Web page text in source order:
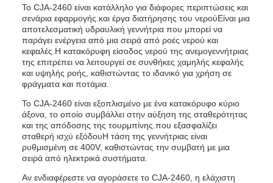
Το CJA-2460 είναι κατάλληλο για διάφορες περιπτώσεις και
σενάρια εφαρμογής.και έργα διατήρησης του νερούΕίναι μια
αποτελεσματική υδραυλική γεννήτρια που μπορεί να
παράγει ενέργεια από μια σειρά από ροές νερού και
κεφαλές.Η κατακόρυφη είσοδος νερού της ανεμογεννήτριας
της επιτρέπει να λειτουργεί σε συνθήκες χαμηλής κεφαλής
και υψηλής ροής, καθιστώντας το ιδανικό για χρήση σε
φράγματα και ποτάμια.
Το CJA-2460 είναι εξοπλισμένο με ένα κατακόρυφο κύριο
άξονα, το οποίο συμβάλλει στην αύξηση της σταθερότητας
και της απόδοσης της τουρμπίνης.που εξασφαλίζει
σταθερή ισχύ εξόδουΗ τάση της γεννήτριας είναι
ρυθμισμένη σε 400V, καθιστώντας την συμβατή με μια
σειρά από ηλεκτρικά συστήματα.
Αν ενδιαφέρεστε να αγοράσετε το CJA-2460, η ελάχιστη